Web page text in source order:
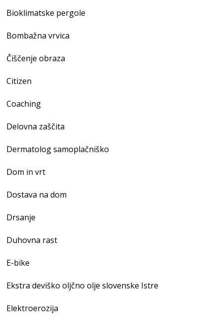
Bioklimatske pergole
Bombažna vrvica
Čiščenje obraza
Citizen
Coaching
Delovna zaščita
Dermatolog samoplačniško
Dom in vrt
Dostava na dom
Drsanje
Duhovna rast
E-bike
Ekstra deviško oljčno olje slovenske Istre
Elektroerozija